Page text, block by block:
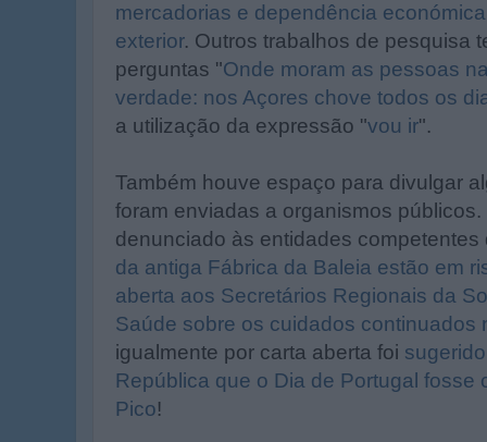
mercadorias e dependência
exterior. Outros trabalhos de pesquisa
perguntas "Onde moram as pessoas
verdade: nos Açores chove todos os
a utilização da expressão "vou ir".
Também houve espaço para divulgar
foram enviadas a organismos
denunciado às entidades
da antiga Fábrica da Baleia estão em
aberta aos Secretários Regionais da
Saúde sobre os cuidados continuados
igualmente por carta aberta foi
República que o Dia de Portugal fosse
Pico!